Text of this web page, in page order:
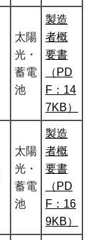
太陽
光・
蓄電
池
製造
者概
要書
（PD
F：14
7KB）
太陽
光・
蓄電
池
製造
者概
要書
（PD
F：16
9KB）